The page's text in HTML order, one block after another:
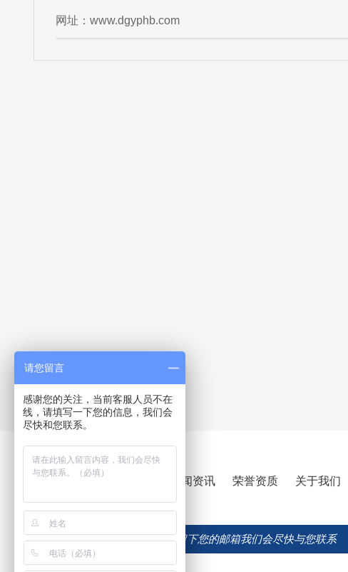
网址：www.dgyphb.com
产品中心 新闻资讯 荣誉资质 关于我们
如果您有意合作，请在此留下您的邮箱我们会尽快与您联系
请您留言
感谢您的关注，当前客服人员不在
线，请填写一下您的信息，我们会
尽快和您联系。